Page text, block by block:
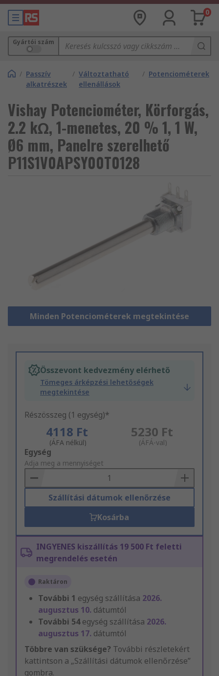
0
Gyártói szám
/ Passzív
alkatrészek
/ Változtatható
ellenállások
/ Potenciométerek
Vishay Potenciométer, Körforgás,
2.2 kΩ, 1-menetes, 20 % 1, 1 W,
Ø6 mm, Panelre szerelhető
P11S1V0APSY00T0128
Minden Potenciométerek megtekintése
Összevont kedvezmény elérhető
Tömeges árképzési lehetőségek
megtekintése
Részösszeg (1 egység)*
4118 Ft
(ÁFA nélkül)
5230 Ft
(ÁFÁ-val)
Add
to
Basket
Egység
Adja meg a mennyiséget
Szállítási dátumok ellenőrzése
Kosárba
INGYENES kiszállítás 19 500 Ft feletti
megrendelés esetén
Raktáron
További 1 egység szállítása 2026.
augusztus 10. dátumtól
További 54egység szállítása 2026.
augusztus 17. dátumtól
Többre van szüksége? További részletekért
kattintson a „Szállítási dátumok ellenőrzése”
gombra.